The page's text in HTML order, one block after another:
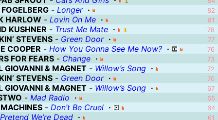
searching about. The niche of detailed information here on the
интернет-магазине вы найдете качественную продукцию.
- Longer · 82
HARLOW - Lovin On Me · 81
KUSHNER - Trust Me Mate · 78
STEVENS- Green Door · 77
COOPER - How You Gonna See Me Now? · 76
FOR FEARS- Change · 73
GIOVANNI & MAGNET- Willow’s Song · 72
STEVENS- Green Door · 70
GIOVANNI & MAGNET- Willow’s Song · 67
- Mad Radio · 65
- Don’t Be Cruel · 64
Pretend We’re Dead · 61